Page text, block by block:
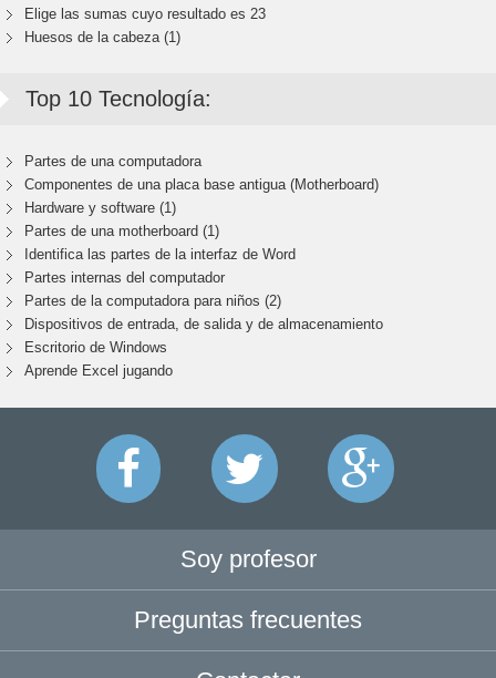
Elige las sumas cuyo resultado es 23
Huesos de la cabeza (1)
Top 10 Tecnología:
Partes de una computadora
Componentes de una placa base antigua (Motherboard)
Hardware y software (1)
Partes de una motherboard (1)
Identifica las partes de la interfaz de Word
Partes internas del computador
Partes de la computadora para niños (2)
Dispositivos de entrada, de salida y de almacenamiento
Escritorio de Windows
Aprende Excel jugando
Soy profesor
Preguntas frecuentes